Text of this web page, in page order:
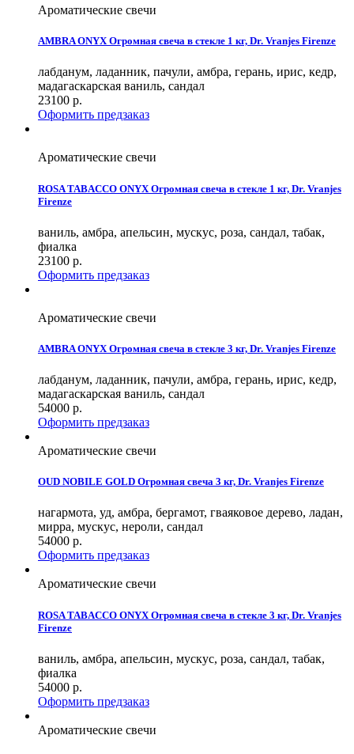
Ароматические свечи
AMBRA ONYX Огромная свеча в стекле 1 кг, Dr. Vranjes Firenze
лабданум, ладанник, пачули, амбра, герань, ирис, кедр,
мадагаскарская ваниль, сандал
23100 р.
Оформить предзаказ
Ароматические свечи
ROSA TABACCO ONYX Огромная свеча в стекле 1 кг, Dr. Vranjes
Firenze
ваниль, амбра, апельсин, мускус, роза, сандал, табак,
фиалка
23100 р.
Оформить предзаказ
Ароматические свечи
AMBRA ONYX Огромная свеча в стекле 3 кг, Dr. Vranjes Firenze
лабданум, ладанник, пачули, амбра, герань, ирис, кедр,
мадагаскарская ваниль, сандал
54000 р.
Оформить предзаказ
Ароматические свечи
OUD NOBILE GOLD Огромная свеча 3 кг, Dr. Vranjes Firenze
нагармота, уд, амбра, бергамот, гваяковое дерево, ладан,
мирра, мускус, нероли, сандал
54000 р.
Оформить предзаказ
Ароматические свечи
ROSA TABACCO ONYX Огромная свеча в стекле 3 кг, Dr. Vranjes
Firenze
ваниль, амбра, апельсин, мускус, роза, сандал, табак,
фиалка
54000 р.
Оформить предзаказ
Ароматические свечи